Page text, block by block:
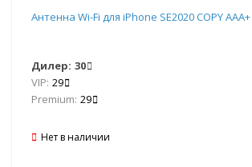
Антенна Wi-Fi для iPhone SE2020 COPY AAA+
Дилер: 30
VIP: 29
Premium: 29
Нет в наличии